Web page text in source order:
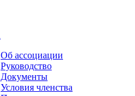
Об ассоциации
Руководство
Документы
Условия членства